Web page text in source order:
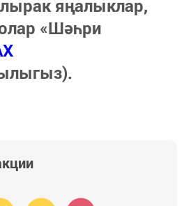
яңалыклар,
«Шәһри